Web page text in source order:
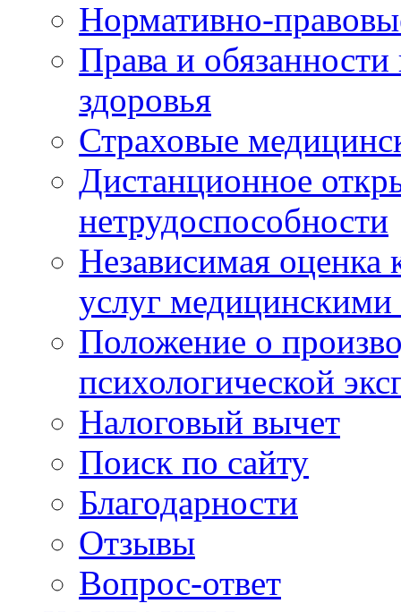
Нормативно-
Права и
здоровья
Страховые
Дистанционное
нетрудоспособности
Независимая оценка
услуг
Положение о
психологической
Налоговый вычет
Поиск по сайту
Благодарности
Отзывы
Вопрос-ответ